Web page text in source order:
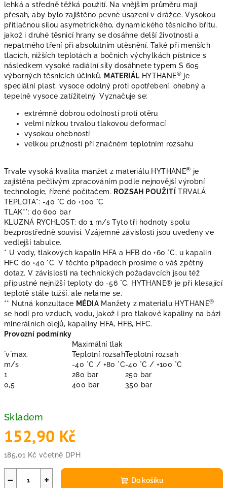
lehká a středně těžká použití. Na vnějším průměru mají
přesah, aby bylo zajištěno pevné usazení v drážce. Vysokou
přítlačnou silou asymetrického, dynamického těsnicího břitu,
jakož i druhé těsnicí hrany se dosáhne delší životnosti a
nepatrného tření při absolutním utěsnění. Také při menších
tlacích, nižších teplotách a bočních výchylkách pístnice s
následkem vysoké radiální síly dosáhnete typem S 605
výborných těsnicích účinků. MATERIÁL HYTHANE® je
speciální plast, vysoce odolný proti opotřebení, ohebný a
tepelně vysoce zatížitelný. Vyznačuje se:
extrémně dobrou odolností proti otěru
velmi nízkou trvalou tlakovou deformací
vysokou ohebností
velkou pružností při značném teplotním rozsahu
Trvale vysoká kvalita manžet z materiálu HYTHANE® je
zajištěna pečlivým zpracováním podle nejnovější výrobní
technologie, řízené počítačem. ROZSAH POUŽITÍ TRVALÁ
TEPLOTA*: -40 °C do +100 °C
TLAK**: do 600 bar
KLUZNÁ RYCHLOST: do 1 m/s Tyto tři hodnoty spolu
bezprostředně souvisí. Vzájemné závislosti jsou uvedeny ve
vedlejší tabulce.
* U vody, tlakových kapalin HFA a HFB do +60 °C, u kapalin
HFC do +40 °C. V těchto případech prosíme o váš zpětný
dotaz. V závislosti na technických požadavcích jsou též
přípustné nejnižší teploty do -56 °C. HYTHANE® je při klesající
teplotě stále tužší, ale neláme se.
** Nutná konzultace MÉDIA Manžety z materiálu HYTHANE®
se hodí pro vzduch, vodu, jakož i pro tlakové kapaliny na bázi
minerálních olejů, kapaliny HFA, HFB, HFC.
Provozní podmínky
Maximální tlak
´v´max.
Teplotní rozsahTeplotní rozsah
m/s
-40 °C / +80 °C-40 °C / +100 °C
1
280 bar
250 bar
0,5
400 bar 350 bar
Skladem
152,90 Kč
185,01 Kč včetně DPH
+
− Do košíku